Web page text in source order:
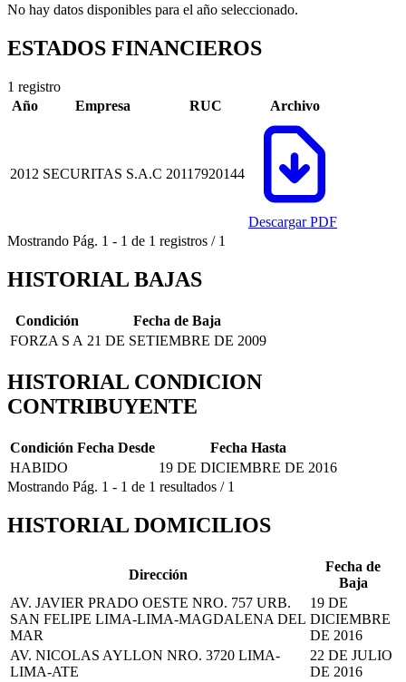
No hay datos disponibles para el año seleccionado.
ESTADOS FINANCIEROS
1 registro
Año
Empresa RUC Archivo
2012 SECURITAS S.A.C 20117920144
Descargar PDF
Mostrando Pág. 1 - 1 de 1 registros / 1
HISTORIAL BAJAS
Condición
Fecha de Baja
FORZA S A 21 DE SETIEMBRE DE 2009
HISTORIAL CONDICION
CONTRIBUYENTE
Condición Fecha Desde
Fecha Hasta
HABIDO
19 DE DICIEMBRE DE 2016
Mostrando Pág. 1 - 1 de 1 resultados / 1
HISTORIAL DOMICILIOS
Dirección
Fecha de
Baja
AV. JAVIER PRADO OESTE NRO. 757 URB.
SAN FELIPE LIMA-LIMA-MAGDALENA DEL
MAR
19 DE
DICIEMBRE
DE 2016
AV. NICOLAS AYLLON NRO. 3720 LIMA-
LIMA-ATE
22 DE JULIO
DE 2016